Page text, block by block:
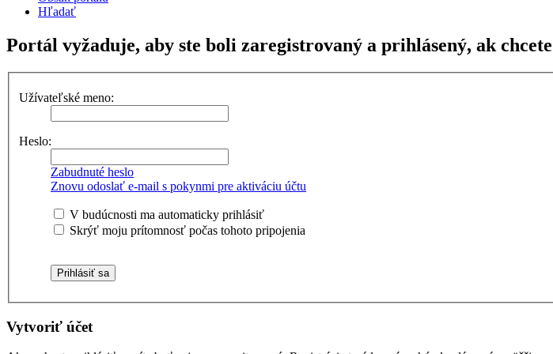
Hľadať
Portál vyžaduje, aby ste boli zaregistrovaný a prihlásený, ak
Užívateľské meno:
Heslo:
Zabudnuté heslo
Znovu odoslať e-mail s pokynmi pre aktiváciu účtu
V budúcnosti ma automaticky prihlásiť
Skrýť moju prítomnosť počas tohoto pripojenia
Vytvoriť účet